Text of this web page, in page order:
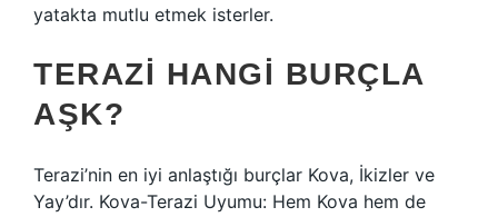
yatakta mutlu etmek isterler.
TERAZI HANGI BURÇLA
AŞK?
Terazi’nin en iyi anlaştığı burçlar Kova, İkizler ve
Yay’dır. Kova-Terazi Uyumu: Hem Kova hem de